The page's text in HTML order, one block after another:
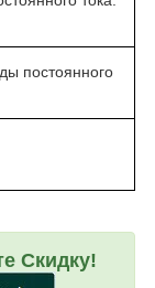
постоянного
Скидку!